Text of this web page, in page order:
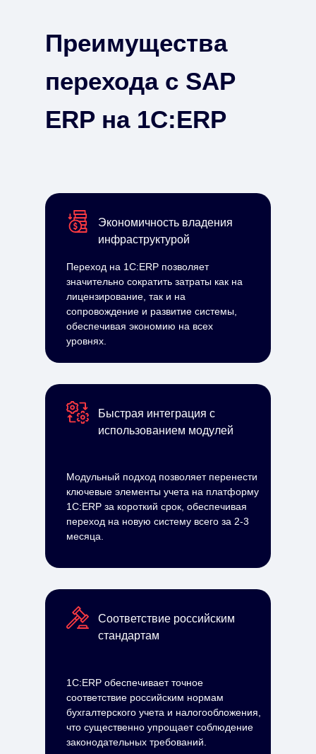
Экономичность владения
инфраструктурой
Переход на 1С:ERP позволяет
значительно сократить затраты как на
лицензирование, так и на
сопровождение и развитие системы,
обеспечивая экономию на всех
уровнях.
Преимущества
перехода с SAP
ERP на 1С:ERP
Быстрая интеграция с
использованием модулей
Модульный подход позволяет перенести
ключевые элементы учета на платформу
1С:ERP за короткий срок, обеспечивая
переход на новую систему всего за 2-3
месяца.
Соответствие российским
стандартам
1С:ERP обеспечивает точное
соответствие российским нормам
бухгалтерского учета и налогообложения,
что существенно упрощает соблюдение
законодательных требований.